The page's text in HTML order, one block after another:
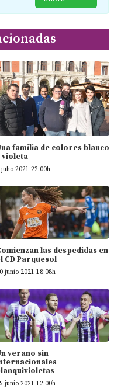
familia de colores blanco
violeta
julio 2021 22:00h
las despedidas en
CD Parquesol
junio 2021 18:08h
verano sin
junio 2021 12:00h